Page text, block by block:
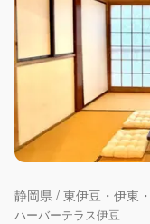
静岡県 / 東伊豆・伊東
ハーバーテラス伊豆